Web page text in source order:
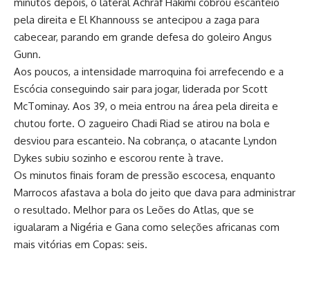
pela direita e El Khannouss se antecipou a zaga para
cabecear, parando em grande defesa do goleiro Angus
Gunn.
Aos poucos, a intensidade marroquina foi arrefecendo e a
Escócia conseguindo sair para jogar, liderada por Scott
McTominay. Aos 39, o meia entrou na área pela direita e
chutou forte. O zagueiro Chadi Riad se atirou na bola e
desviou para escanteio. Na cobrança, o atacante Lyndon
Dykes subiu sozinho e escorou rente à trave.
Os minutos finais foram de pressão escocesa, enquanto
Marrocos afastava a bola do jeito que dava para administrar
o resultado. Melhor para os Leões do Atlas, que se
igualaram a Nigéria e Gana como seleções africanas com
mais vitórias em Copas: seis.